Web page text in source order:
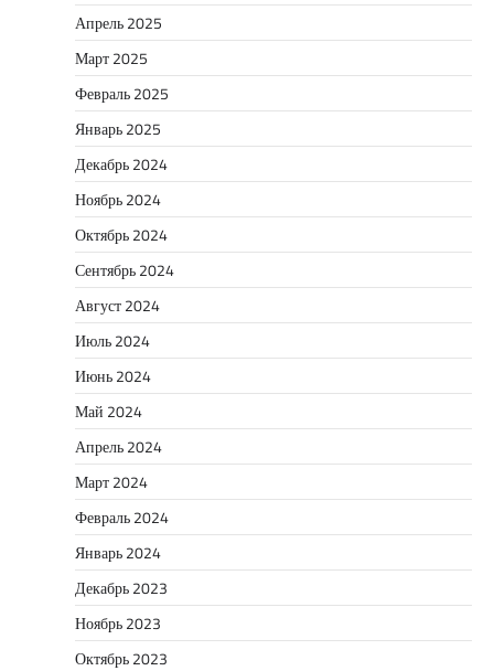
Апрель 2025
Март 2025
Февраль 2025
Январь 2025
Декабрь 2024
Ноябрь 2024
Октябрь 2024
Сентябрь 2024
Август 2024
Июль 2024
Июнь 2024
Май 2024
Апрель 2024
Март 2024
Февраль 2024
Январь 2024
Декабрь 2023
Ноябрь 2023
Октябрь 2023